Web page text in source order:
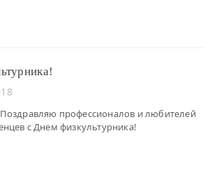
профессионалов и любителей
с Днем физкультурника!